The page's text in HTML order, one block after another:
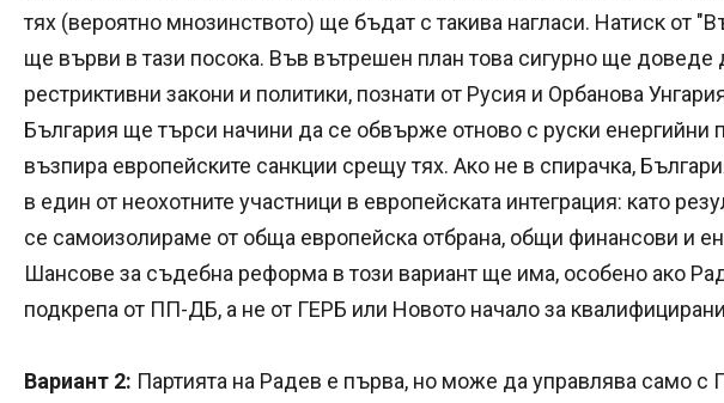
тях (вероятно мнозинството) ще бъдат с такива нагласи. Натиск от
ще върви в тази посока. Във вътрешен план това сигурно ще доведе
рестриктивни закони и политики, познати от Русия и Орбанова
България ще търси начини да се обвърже отново с руски енергийни
възпира европейските санкции срещу тях. Ако не в спирачка,
в един от неохотните участници в европейската интеграция: като
се самоизолираме от обща европейска отбрана, общи финансови и
Шансове за съдебна реформа в този вариант ще има, особено ако
подкрепа от ПП-ДБ, а не от ГЕРБ или Новото начало за
Вариант 2: Партията на Радев е първа, но може да управлява само с